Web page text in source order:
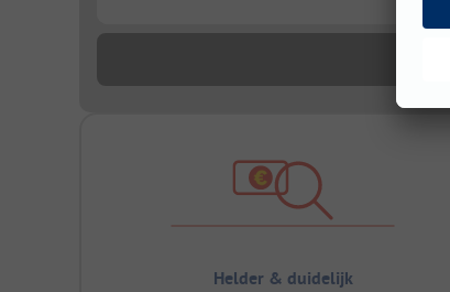
Helder & duidelijk